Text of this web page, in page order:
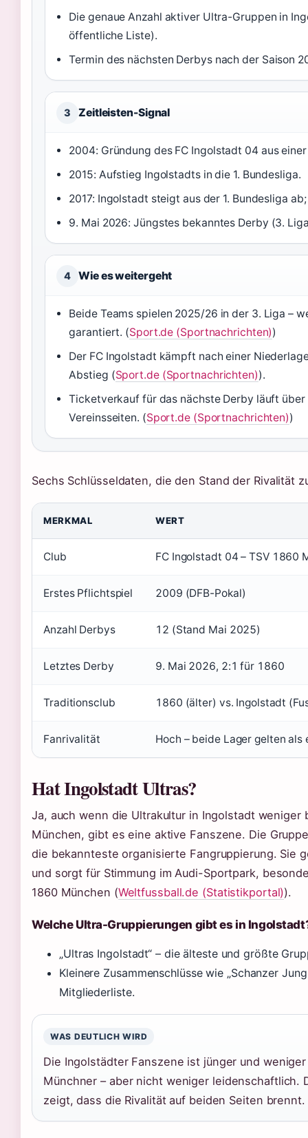
Die genaue Anzahl aktiver Ultra-Gruppen in
öffentliche Liste).
Termin des nächsten Derbys nach der Saison
3 Zeitleisten-Signal
2004: Gründung des FC Ingolstadt 04 aus einer
2015: Aufstieg Ingolstadts in die 1. Bundesliga.
2017: Ingolstadt steigt aus der 1. Bundesliga
9. Mai 2026: Jüngstes bekanntes Derby (3.
4 Wie es weitergeht
Beide Teams spielen 2025/26 in der 3. Liga –
garantiert. (Sport.de (Sportnachrichten))
Der FC Ingolstadt kämpft nach einer
Abstieg (Sport.de (Sportnachrichten)).
Ticketverkauf für das nächste Derby läuft
Vereinsseiten. (Sport.de (Sportnachrichten))
Sechs Schlüsseldaten, die den Stand der Rivalität
MERKMAL WERT
Club FC Ingolstadt 04 – TSV 1860
Erstes Pflichtspiel 2009 (DFB-Pokal)
Anzahl Derbys 12 (Stand Mai 2025)
Letztes Derby 9. Mai 2026, 2:1 für 1860
Traditionsclub 1860 (älter) vs. Ingolstadt
Fanrivalität Hoch – beide Lager gelten als
Hat Ingolstadt Ultras?
Ja, auch wenn die Ultrakultur in Ingolstadt weniger
München, gibt es eine aktive Fanszene. Die
die bekannteste organisierte Fangruppierung. Sie
und sorgt für Stimmung im Audi-Sportpark,
1860 München (Weltfussball.de (Statistikportal)).
Welche Ultra-Gruppierungen gibt es in
„Ultras Ingolstadt“ – die älteste und größte
Kleinere Zusammenschlüsse wie „Schanzer
Mitgliederliste.
WAS DEUTLICH WIRD
Die Ingolstädter Fanszene ist jünger und
Münchner – aber nicht weniger leidenschaftlich.
zeigt, dass die Rivalität auf beiden Seiten brennt.